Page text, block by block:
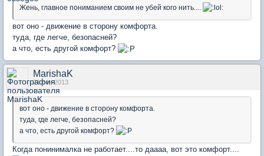
Жень, главное пониманием своим не убей кого нить....
вот оно - движение в сторону комфорта.
туда, где легче, безопасней?
а что, есть другой комфорт?
MarishaK
21 сен 2013
вот оно - движение в сторону комфорта.
туда, где легче, безопасней?
а что, есть другой комфорт?
Когда понинималка не работает....то даааа, вот это комфорт....